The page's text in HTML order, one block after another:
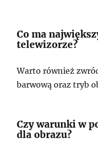
Co ma
telewizorze?
Warto również
barwową oraz tryb
Czy warunki w
dla obrazu?